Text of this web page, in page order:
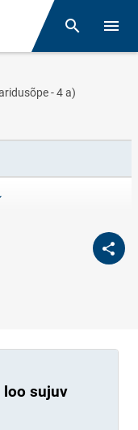
Otsing
- 4 a)
loo sujuv